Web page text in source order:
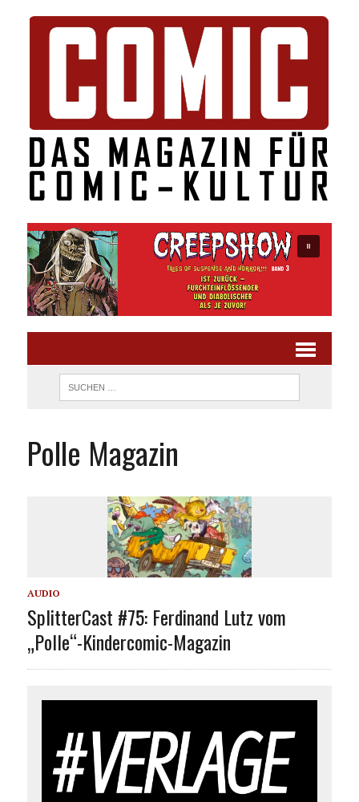
Polle Magazin
AUDIO
SplitterCast #75: Ferdinand Lutz vom
„Polle“-Kindercomic-Magazin